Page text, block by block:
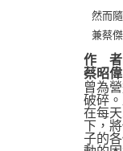
然而
兼蔡
作
蔡昭
曾為
破碎
在每
下，
子的